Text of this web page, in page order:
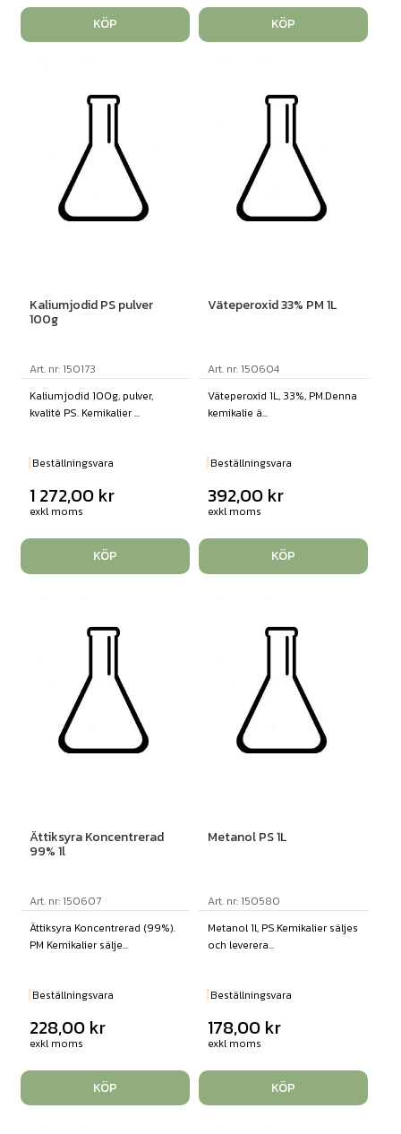
KÖP KÖP
Kaliumjodid PS pulver
100g
Art. nr: 150173
Kaliumjodid 100g, pulver,
kvalité PS. Kemikalier ...
Beställningsvara
1 272,00 kr
exkl moms
KÖP
Väteperoxid 33% PM 1L
Art. nr: 150604
Väteperoxid 1L, 33%, PM.Denna
kemikalie ä...
Beställningsvara
392,00 kr
exkl moms
KÖP
Ättiksyra Koncentrerad
99% 1l
Art. nr: 150607
Ättiksyra Koncentrerad (99%).
PM Kemikalier sälje...
Beställningsvara
228,00 kr
exkl moms
KÖP
Metanol PS 1L
Art. nr: 150580
Metanol 1l, PS.Kemikalier säljes
och leverera...
Beställningsvara
178,00 kr
exkl moms
KÖP